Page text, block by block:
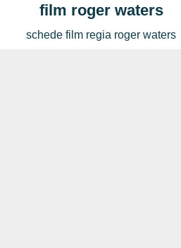
film roger waters
schede film regia roger waters